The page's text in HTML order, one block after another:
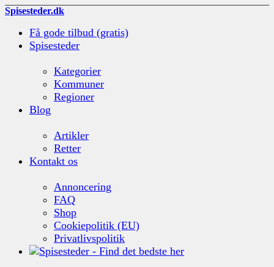
Spisesteder.dk
Få gode tilbud (gratis)
Spisesteder
Kategorier
Kommuner
Regioner
Blog
Artikler
Retter
Kontakt os
Annoncering
FAQ
Shop
Cookiepolitik (EU)
Privatlivspolitik